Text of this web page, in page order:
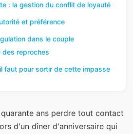
: la gestion du conflit de loyauté
et préférence
dans le couple
des reproches
faut pour sortir de cette impasse
ans perdre tout contact
d'un dîner d'anniversaire qui